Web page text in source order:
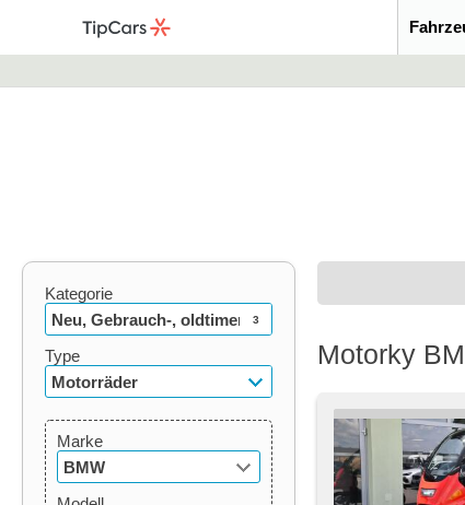
Kategorie
Neu, Gebrauch-, oldtimer
3
Type
Motorräder
Marke
BMW
Motorky